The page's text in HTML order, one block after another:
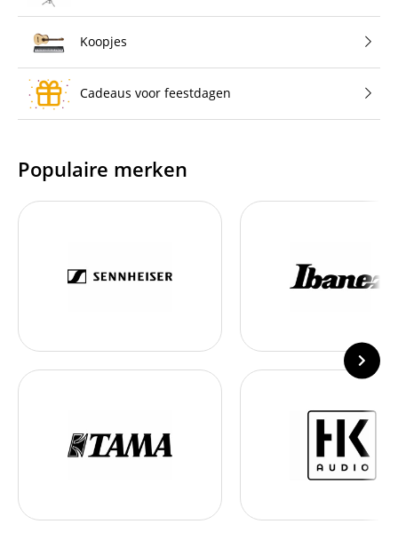
Koopjes
Cadeaus voor feestdagen
Populaire merken